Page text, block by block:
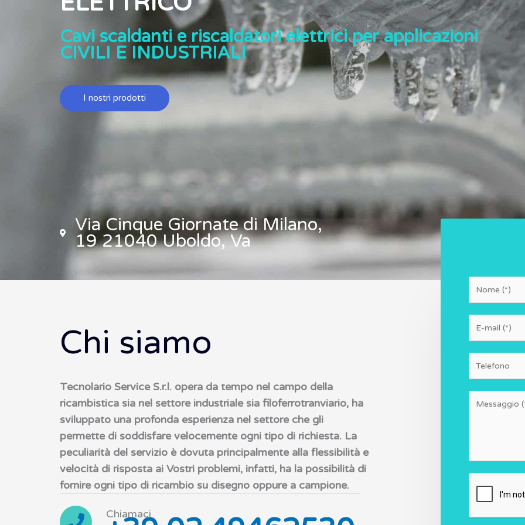
Cavi scaldanti e riscaldatori elettrici per applicazioni
CIVILI E INDUSTRIALI
I nostri prodotti
Via Cinque Giornate di Milano,
19 21040 Uboldo, Va
Chi siamo
Tecnolario Service S.r.l. opera da tempo nel campo della
ricambistica sia nel settore industriale sia filoferrotranviario, ha
sviluppato una profonda esperienza nel settore che gli
permette di soddisfare velocemente ogni tipo di richiesta. La
peculiarità del servizio è dovuta principalmente alla flessibilità e
velocità di risposta ai Vostri problemi, infatti, ha la possibilità di
fornire ogni tipo di ricambio su disegno oppure a campione.
Chiamaci
m
m
a
l
N
u
mM
a
i